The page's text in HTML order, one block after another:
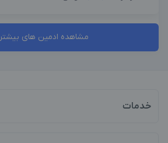
مشاهده ادمین های بیشتر
خدمات